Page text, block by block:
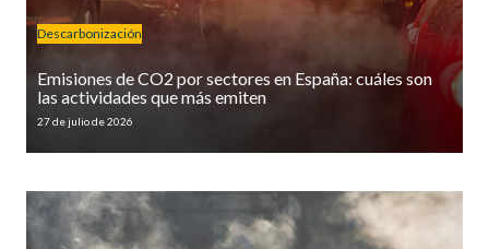
Descarbonización
Emisiones de CO2 por sectores en España: cuáles son
las actividades que más emiten
27 de julio de 2026